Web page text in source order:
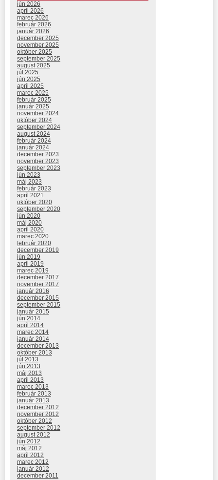
jún 2026
apríl 2026
marec 2026
február 2026
január 2026
december 2025
november 2025
október 2025
september 2025
august 2025
júl 2025
jún 2025
apríl 2025
marec 2025
február 2025
január 2025
november 2024
október 2024
september 2024
august 2024
február 2024
január 2024
december 2023
november 2023
september 2023
jún 2023
máj 2023
február 2023
apríl 2021
október 2020
september 2020
jún 2020
máj 2020
apríl 2020
marec 2020
február 2020
december 2019
jún 2019
apríl 2019
marec 2019
december 2017
november 2017
január 2016
december 2015
september 2015
január 2015
jún 2014
apríl 2014
marec 2014
január 2014
december 2013
október 2013
júl 2013
jún 2013
máj 2013
apríl 2013
marec 2013
február 2013
január 2013
december 2012
november 2012
október 2012
september 2012
august 2012
jún 2012
máj 2012
apríl 2012
marec 2012
január 2012
december 2011